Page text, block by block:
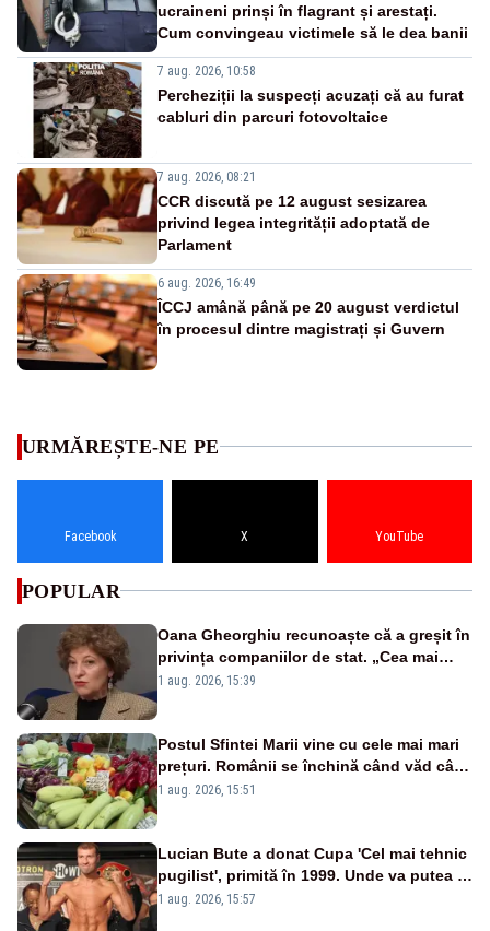
ucraineni prinși în flagrant și arestați.
Cum convingeau victimele să le dea banii
7 aug. 2026, 10:58
Percheziții la suspecți acuzați că au furat
cabluri din parcuri fotovoltaice
7 aug. 2026, 08:21
CCR discută pe 12 august sesizarea
privind legea integrității adoptată de
Parlament
6 aug. 2026, 16:49
ÎCCJ amână până pe 20 august verdictul
în procesul dintre magistrați și Guvern
URMĂREȘTE-NE PE
Facebook X YouTube
POPULAR
Oana Gheorghiu recunoaște că a greșit în
privința companiilor de stat. „Cea mai
mare tâmpenie a fost că eu am crezut că
1 aug. 2026, 15:39
Postul Sfintei Marii vine cu cele mai mari
prețuri. Românii se închină când văd cât
costă mâncarea de zi cu zi
1 aug. 2026, 15:51
Lucian Bute a donat Cupa 'Cel mai tehnic
pugilist', primită în 1999. Unde va putea fi
admirat trofeul
1 aug. 2026, 15:57